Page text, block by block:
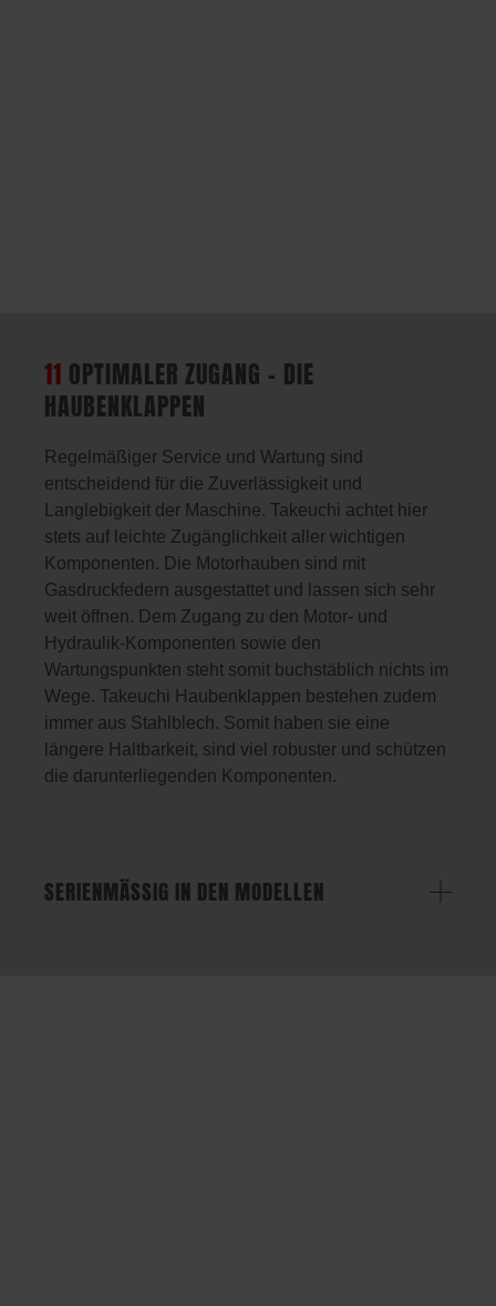
11 OPTIMALER ZUGANG – DIE
HAUBENKLAPPEN
Regelmäßiger Service und Wartung sind
entscheidend für die Zuverlässigkeit und
Langlebigkeit der Maschine. Takeuchi achtet hier
stets auf leichte Zugänglichkeit aller wichtigen
Komponenten. Die Motorhauben sind mit
Gasdruckfedern ausgestattet und lassen sich sehr
weit öffnen. Dem Zugang zu den Motor- und
Hydraulik-Komponenten sowie den
Wartungspunkten steht somit buchstäblich nichts im
Wege. Takeuchi Haubenklappen bestehen zudem
immer aus Stahlblech. Somit haben sie eine
längere Haltbarkeit, sind viel robuster und schützen
die darunterliegenden Komponenten.
SERIENMÄSSIG IN DEN MODELLEN